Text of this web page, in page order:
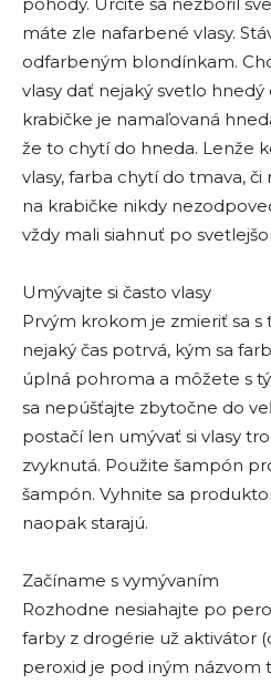
máte zle nafarbené vlasy.
odfarbeným blondínkam.
vlasy dať nejaký svetlo
krabičke je namaľovaná
že to chytí do hneda. Lenže
vlasy, farba chytí do tmava,
na krabičke nikdy
vždy mali siahnuť po
Umývajte si často vlasy
Prvým krokom je zmieriť sa s
nejaký čas potrvá, kým sa
úplná pohroma a môžete s
sa nepúšťajte zbytočne do
postačí len umývať si vlasy
zvyknutá. Použite šampón
šampón. Vyhnite sa
naopak starajú.
Začíname s vymývaním
Rozhodne nesiahajte po
farby z drogérie už aktivátor
peroxid je pod iným názvom